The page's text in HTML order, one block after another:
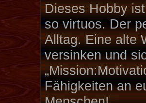
Dieses Hobby
so virtuos. Der
Alltag. Eine alte
versinken und
Fähigkeiten an